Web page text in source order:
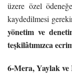
üzere özel
kaydedilmesi
yönetim ve
teşkilâtımızca
6-Mera, Yaylak ve